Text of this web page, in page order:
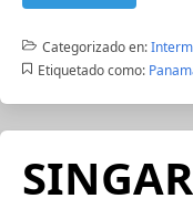
Categorizado en:
Etiquetado como: